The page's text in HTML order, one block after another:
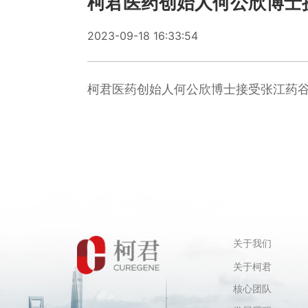
2023-09-18 16:33:54
柯君医药创始人何公欣博士接受张江药
关于我们
关于柯君
核心团队